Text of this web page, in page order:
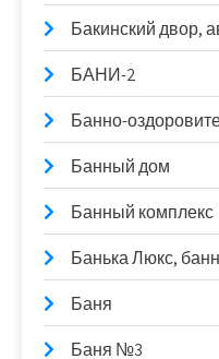
Бакинский двор,
БАНИ-2
Банно-
Банный дом
Банный комплекс
Банька Люкс,
Баня
Баня №3